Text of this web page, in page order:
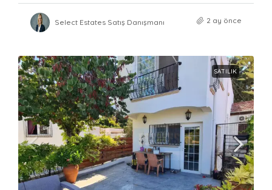
Select Estates Satış Danışmanı 2 ay önce
SATILIK